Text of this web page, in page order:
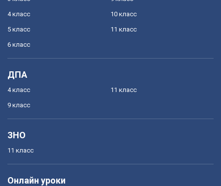
4 класс
5 класс
6 класс
10 класс
11 класс
ДПА
4 класс
9 класс
11 класс
ЗНО
11 класс
Онлайн уроки